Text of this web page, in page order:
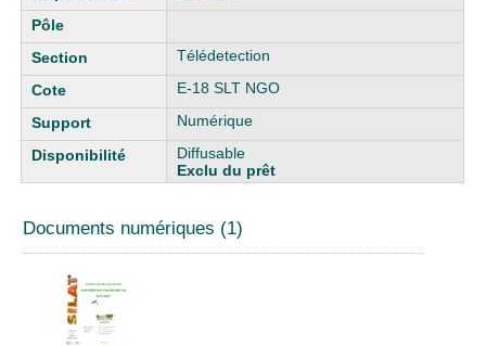
Télédetection
E-18 SLT NGO
Numérique
Diffusable
Exclu du prêt
Documents numériques (1)